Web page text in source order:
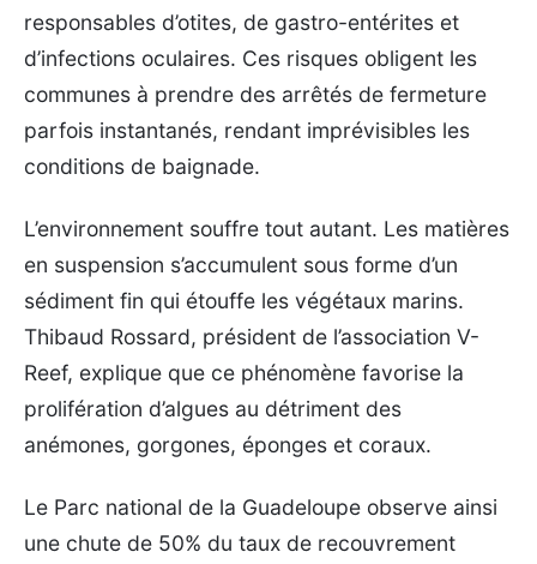
responsables d’otites, de gastro-entérites et
d’infections oculaires. Ces risques obligent les
communes à prendre des arrêtés de fermeture
parfois instantanés, rendant imprévisibles les
conditions de baignade.
L’environnement souffre tout autant. Les matières
en suspension s’accumulent sous forme d’un
sédiment fin qui étouffe les végétaux marins.
Thibaud Rossard, président de l’association V-
Reef, explique que ce phénomène favorise la
prolifération d’algues au détriment des
anémones, gorgones, éponges et coraux.
Le Parc national de la Guadeloupe observe ainsi
une chute de 50% du taux de recouvrement